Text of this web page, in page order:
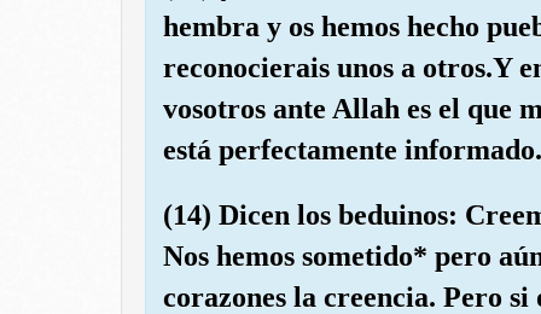
hembra y os hemos hecho
reconocierais unos a otros.Y
vosotros ante Allah es el que
está perfectamente informado.
(14) Dicen los beduinos:
Nos hemos sometido* pero
corazones la creencia. Pero